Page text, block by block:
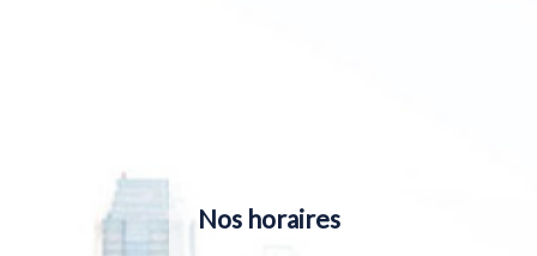
Nos horaires